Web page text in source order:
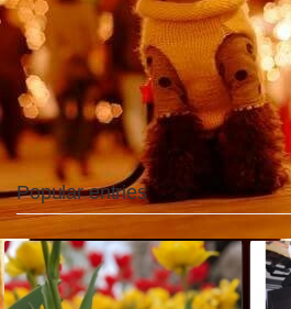
Popular entries